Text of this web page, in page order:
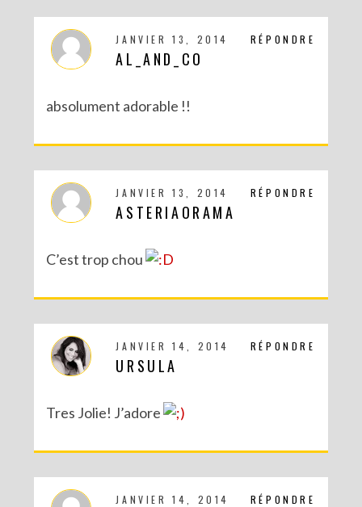
RECETTES ET CRÉATIONS POUR DES FÊTES RÉUSSIES – CONCOURS
RÉPONDRE
JANVIER 13, 2014
AL_AND_CO
absolument adorable !!
RÉPONDRE
JANVIER 13, 2014
ASTERIAORAMA
C’est trop chou
RÉPONDRE
JANVIER 14, 2014
URSULA
Tres Jolie! J’adore
RÉPONDRE
JANVIER 14, 2014